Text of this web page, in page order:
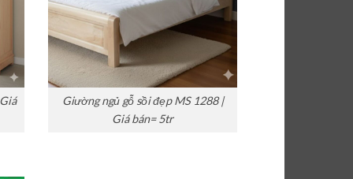
Giường ngủ gỗ sồi đẹp MS 1288 |
Giá bán= 5tr